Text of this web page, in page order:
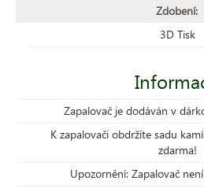
Zdobení:
3D Tisk
Zapalovač je dodáván v
K zapalovači obdržíte sadu
zdarma!
Upozornění: Zapalovač